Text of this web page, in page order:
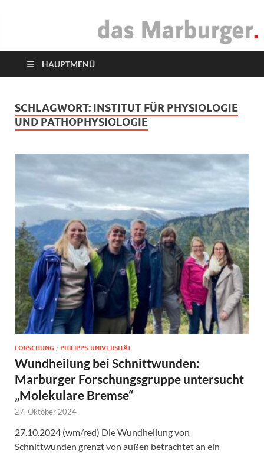
das Marburger.
HAUPTMENÜ
SCHLAGWORT: INSTITUT FÜR PHYSIOLOGIE
UND PATHOPHYSIOLOGIE
FORSCHUNG / PHILIPPS-UNIVERSITÄT
Wundheilung bei Schnittwunden:
Marburger Forschungsgruppe untersucht
„Molekulare Bremse“
27. Oktober 2024
27.10.2024 (wm/red) Die Wundheilung von
Schnittwunden grenzt von außen betrachtet an ein